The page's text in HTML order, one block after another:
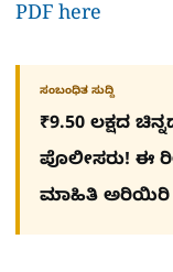
PDF here
ಸಂಬಂಧಿತ ಸುದ್ದಿ
₹9.50 ಲಕ್ಷದ
ಪೊಲೀಸರು! ಈ
ಮಾಹಿತಿ ಅರಿಯಿರಿ